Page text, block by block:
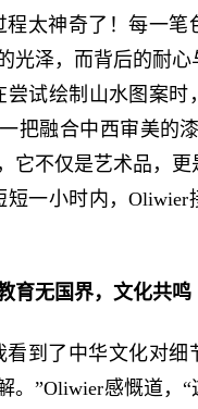
程太神奇了！每一笔
光泽，而背后的耐心
尝试绘制山水图案时
把融合中西审美的
它不仅是艺术品，
短一小时内，Oliwier
育无国界，文化共鸣
看到了中华文化对细
。”Oliwier感慨道，“